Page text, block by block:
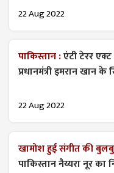
22 Aug 2022
पाकिस्तान :एंटी टेरर
प्रधानमंत्री इमरान खान
22 Aug 2022
खामोश हुई संगीत की
पाकिस्तान नैय्यरा नूर का